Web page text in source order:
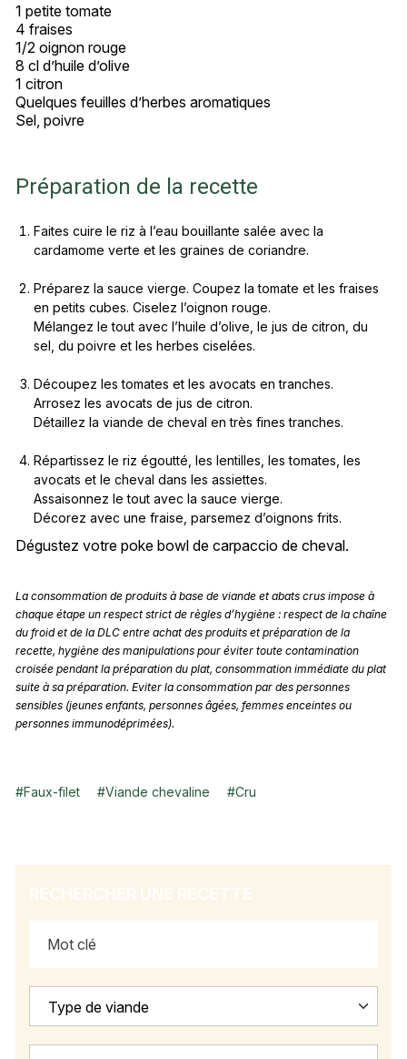
1 petite tomate
4 fraises
1/2 oignon rouge
8 cl d’huile d’olive
1 citron
Quelques feuilles d’herbes aromatiques
Sel, poivre
Préparation de la recette
Faites cuire le riz à l’eau bouillante salée avec la
cardamome verte et les graines de coriandre.
Préparez la sauce vierge. Coupez la tomate et les fraises
en petits cubes. Ciselez l’oignon rouge.
Mélangez le tout avec l’huile d’olive, le jus de citron, du
sel, du poivre et les herbes ciselées.
Découpez les tomates et les avocats en tranches.
Arrosez les avocats de jus de citron.
Détaillez la viande de cheval en très fines tranches.
Répartissez le riz égoutté, les lentilles, les tomates, les
avocats et le cheval dans les assiettes.
Assaisonnez le tout avec la sauce vierge.
Décorez avec une fraise, parsemez d’oignons frits.
Dégustez votre poke bowl de carpaccio de cheval.
La consommation de produits à base de viande et abats crus impose à
chaque étape un respect strict de règles d’hygiène : respect de la chaîne
du froid et de la DLC entre achat des produits et préparation de la
recette, hygiène des manipulations pour éviter toute contamination
croisée pendant la préparation du plat, consommation immédiate du plat
suite à sa préparation. Eviter la consommation par des personnes
sensibles (jeunes enfants, personnes âgées, femmes enceintes ou
personnes immunodéprimées).
#Faux-filet #Viande chevaline #Cru
Type de viande